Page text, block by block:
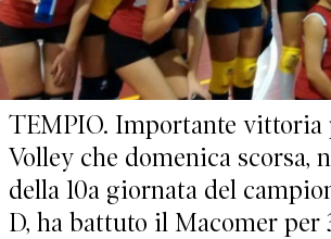
TEMPIO. Importante vittoria
Volley che domenica scorsa,
della 10a giornata del
D, ha battuto il Macomer per